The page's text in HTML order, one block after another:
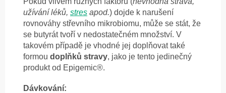
užívání léků, stres apod.) dojde k narušení
rovnováhy střevního mikrobiomu, může se stát, že
se butyrát tvoří v nedostatečném množství. V
takovém případě je vhodné jej doplňovat také
formou doplňků stravy, jako je tento jedinečný
produkt od Epigemic®.
Dávkování: